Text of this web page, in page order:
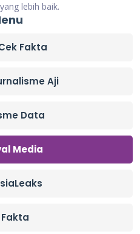
lebih baik.
Fakta
Aji
Data
Media